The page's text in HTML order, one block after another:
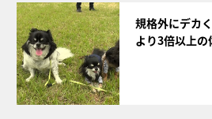
規格外にデカ
より3倍以上